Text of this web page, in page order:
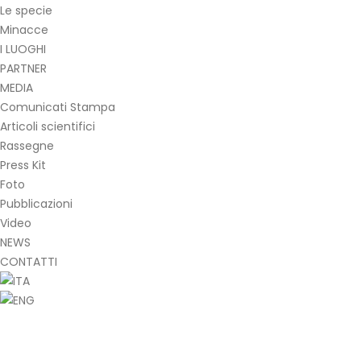
Le specie
Minacce
I LUOGHI
PARTNER
MEDIA
Comunicati Stampa
Articoli scientifici
Rassegne
Press Kit
Foto
Pubblicazioni
Video
NEWS
CONTATTI